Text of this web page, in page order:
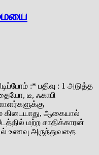
:* பதிவு : 1 அடுத்த
டீ, ஃகாபி
கிடையாது, ஆகையால்
மற்ற சாதிக்காரன்
உணவு அருந்துவதை